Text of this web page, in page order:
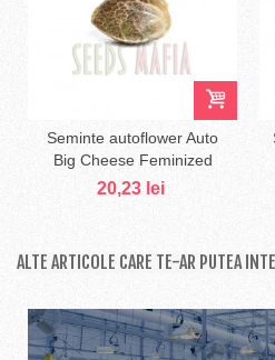
Seminte autoflower Auto
Big Cheese Feminized
20,23 lei
ALTE ARTICOLE CARE TE-AR PUTEA